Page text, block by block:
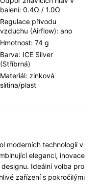
balení: 0.4Ω / 1.0Ω
Regulace přívodu
vzduchu (Airflow): ano
Hmotnost: 74 g
Barva: ICE Silver
(Stříbrná)
Materiál: zinková
slitina/plast
moderních technologií v
eleganci, inovace
Ideální volba pro
zařízení s pokročilými